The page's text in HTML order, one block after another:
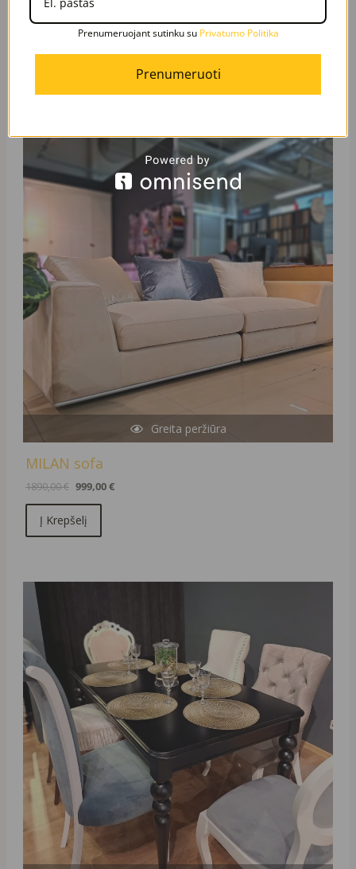
Dažnai renkasi
Greita peržiūra
MILAN sofa
1890,00€
Original
1890,00 €.
999,00€
Current
999,00 €.
Į Krepšelį
1250,00 €.290,00 €.
Prenumeruojant sutinku su Privatumo Politika
Prenumeruoti